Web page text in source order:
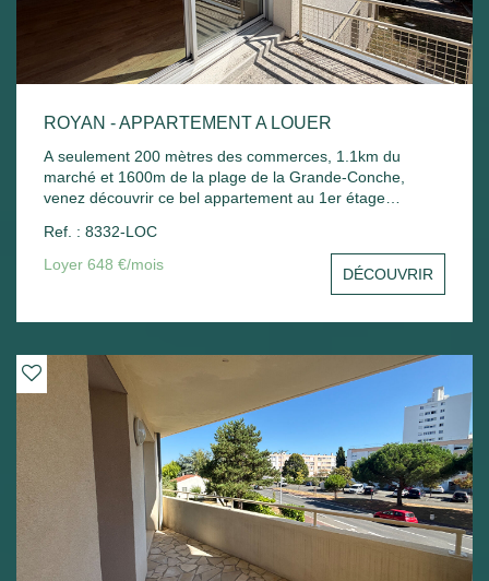
ROYAN - APPARTEMENT A LOUER
A seulement 200 mètres des commerces, 1.1km du
marché et 1600m de la plage de la Grande-Conche,
venez découvrir ce bel appartement au 1er étage
une cuisine, une chambre avec placard, une salle de
bain, un wc et un stationnement commun. Chauffage
électrique et ballon d'eau chaude électrique.
Ref. : 8332-LOC
Loyer 648 €/mois
DÉCOUVRIR